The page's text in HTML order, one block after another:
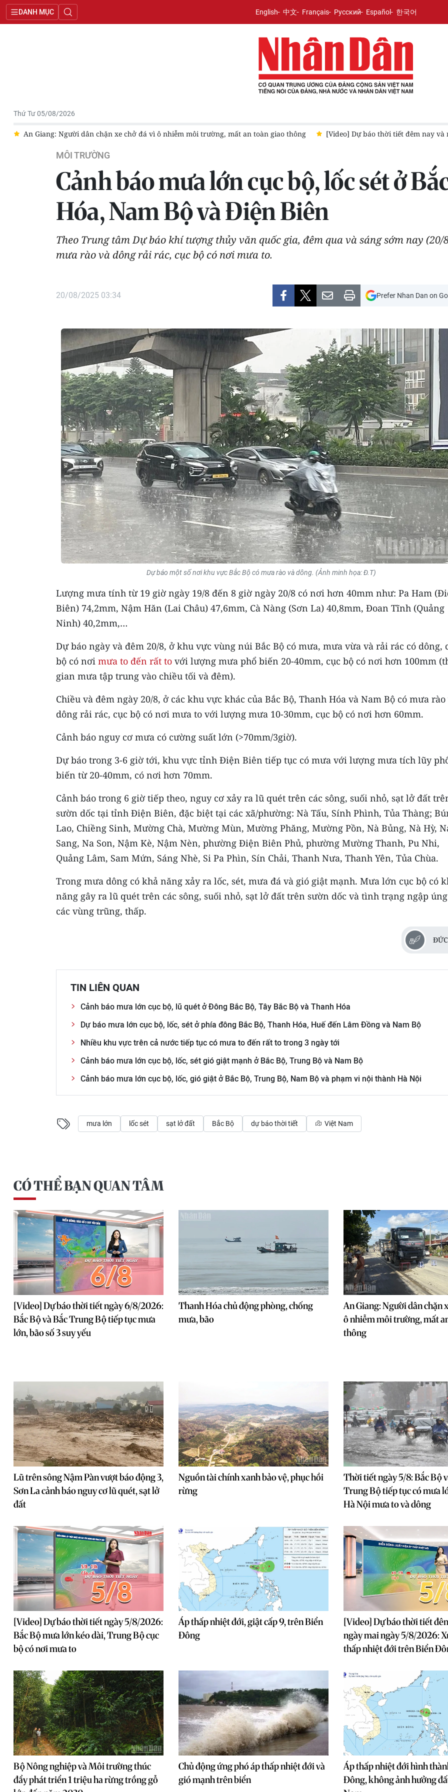
DANH MỤC English 中文 Français Русский Español 한국어
Thứ Tư 05/08/2026
[Video] Dự báo thời tiết đêm nay và ngày mai ngày 6/8/2026: Bắc Bộ và Bắc Trung Bộ tiếp tục mưa lớn, bão số 3 không
MÔI TRƯỜNG
Cảnh báo mưa lớn cục bộ, lốc sét ở
Hóa, Nam Bộ và Điện Biên
Theo Trung tâm Dự báo khí tượng thủy văn quốc gia, đêm qua và sáng sớm nay
mưa rào và dông rải rác, cục bộ có nơi mưa to.
20/08/2025 03:34 Prefer Nhan Dan on
Dự báo một số nơi khu vực Bắc Bộ có mưa rào và dông. (Ảnh minh họa: Đ.T)
Lượng mưa tính từ 19 giờ ngày 19/8 đến 8 giờ ngày 20/8 có nơi hơn 40mm như: Pa Ham
Biên) 74,2mm, Nậm Hăn (Lai Châu) 47,6mm, Cà Nàng (Sơn La) 40,8mm, Đoan Tĩnh (Quảng
Ninh) 40,2mm,…
Dự báo ngày và đêm 20/8, ở khu vực vùng núi Bắc Bộ có mưa, mưa vừa và rải rác có dông,
bộ có nơi mưa to đến rất to với lượng mưa phổ biến 20-40mm, cục bộ có nơi hơn 100mm
gian mưa tập trung vào chiều tối và đêm).
Chiều và đêm ngày 20/8, ở các khu vực khác của Bắc Bộ, Thanh Hóa và Nam Bộ có mưa rào
dông rải rác, cục bộ có nơi mưa to với lượng mưa 10-30mm, cục bộ có nơi hơn 60mm.
Cảnh báo nguy cơ mưa có cường suất lớn (>70mm/3giờ).
Dự báo trong 3-6 giờ tới, khu vực tỉnh Điện Biên tiếp tục có mưa với lượng mưa tích lũy
biến từ 20-40mm, có nơi hơn 70mm.
Cảnh báo trong 6 giờ tiếp theo, nguy cơ xảy ra lũ quét trên các sông, suối nhỏ, sạt lở đất
sườn dốc tại tỉnh Điện Biên, đặc biệt tại các xã/phường: Nà Tấu, Sính Phình, Tủa Thàng;
Lao, Chiềng Sinh, Mường Chà, Mường Mùn, Mường Phăng, Mường Pồn, Nà Bủng, Nà Hỳ,
Sang, Na Son, Nậm Kè, Nậm Nèn, phường Điện Biên Phủ, phường Mường Thanh, Pu Nhi,
Quảng Lâm, Sam Mứn, Sáng Nhè, Si Pa Phìn, Sín Chải, Thanh Nưa, Thanh Yên, Tủa Chùa.
Trong mưa dông có khả năng xảy ra lốc, sét, mưa đá và gió giật mạnh. Mưa lớn cục bộ có
năng gây ra lũ quét trên các sông, suối nhỏ, sạt lở đất trên sườn dốc và tình trạng ngập
các vùng trũng, thấp.
TIN LIÊN QUAN
Cảnh báo mưa lớn cục bộ, lũ quét ở Đông Bắc Bộ, Tây Bắc Bộ và Thanh Hóa
Dự báo mưa lớn cục bộ, lốc, sét ở phía đông Bắc Bộ, Thanh Hóa, Huế đến Lâm Đồng và Nam Bộ
Nhiều khu vực trên cả nước tiếp tục có mưa to đến rất to trong 3 ngày tới
Cảnh báo mưa lớn cục bộ, lốc, sét gió giật mạnh ở Bắc Bộ, Trung Bộ và Nam Bộ
Cảnh báo mưa lớn cục bộ, lốc, gió giật ở Bắc Bộ, Trung Bộ, Nam Bộ và phạm vi nội thành Hà Nội
mưa lớn lốc sét sạt lở đất Bắc Bộ dự báo thời tiết Việt Nam
CÓ THỂ BẠN QUAN TÂM
[Video] Dự báo thời tiết ngày 6/8/2026:
Bắc Bộ và Bắc Trung Bộ tiếp tục mưa
lớn, bão số 3 suy yếu
Thanh Hóa chủ động phòng, chống
mưa, bão
An Giang: Người dân chặn
ô nhiễm môi trường, mất
thông
Lũ trên sông Nậm Pàn vượt báo động 3,
Sơn La cảnh báo nguy cơ lũ quét, sạt lở
đất
Nguồn tài chính xanh bảo vệ, phục hồi
rừng
Thời tiết ngày 5/8: Bắc Bộ
Trung Bộ tiếp tục có mưa
Hà Nội mưa to và dông
[Video] Dự báo thời tiết ngày 5/8/2026:
Bắc Bộ mưa lớn kéo dài, Trung Bộ cục
bộ có nơi mưa to
Áp thấp nhiệt đới, giật cấp 9, trên Biển
Đông
[Video] Dự báo thời tiết
ngày mai ngày 5/8/2026:
thấp nhiệt đới trên Biển
Bộ Nông nghiệp và Môi trường thúc
đẩy phát triển 1 triệu ha rừng trồng gỗ
Chủ động ứng phó áp thấp nhiệt đới và
gió mạnh trên biển
Áp thấp nhiệt đới hình
Đông, không ảnh hưởng